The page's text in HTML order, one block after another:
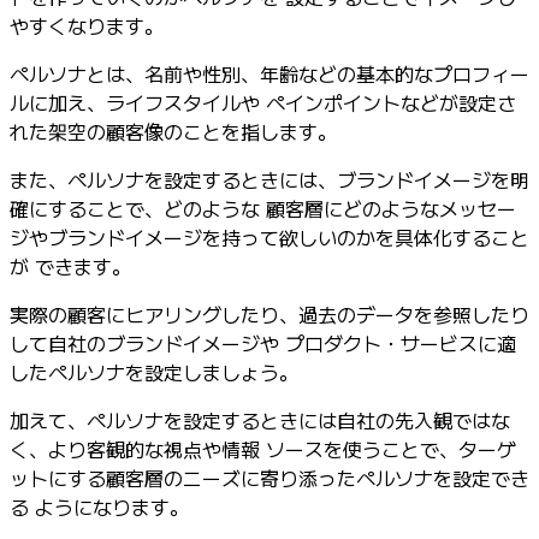
やすくなります。
ペルソナとは、名前や性別、年齢などの基本的なプロフィー
ルに加え、ライフスタイルや ペインポイントなどが設定さ
れた架空の顧客像のことを指します。
また、ペルソナを設定するときには、ブランドイメージを明
確にすることで、どのような 顧客層にどのようなメッセー
ジやブランドイメージを持って欲しいのかを具体化すること
が できます。
実際の顧客にヒアリングしたり、過去のデータを参照したり
して自社のブランドイメージや プロダクト・サービスに適
したペルソナを設定しましょう。
加えて、ペルソナを設定するときには自社の先入観ではな
く、より客観的な視点や情報 ソースを使うことで、ターゲ
ットにする顧客層のニーズに寄り添ったペルソナを設定でき
る ようになります。